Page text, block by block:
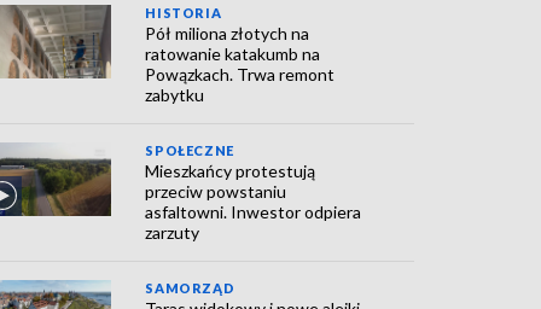
HISTORIA
Pół miliona złotych na
ratowanie katakumb na
Powązkach. Trwa remont
zabytku
SPOŁECZNE
Mieszkańcy protestują
przeciw powstaniu
asfaltowni. Inwestor odpiera
zarzuty
SAMORZĄD